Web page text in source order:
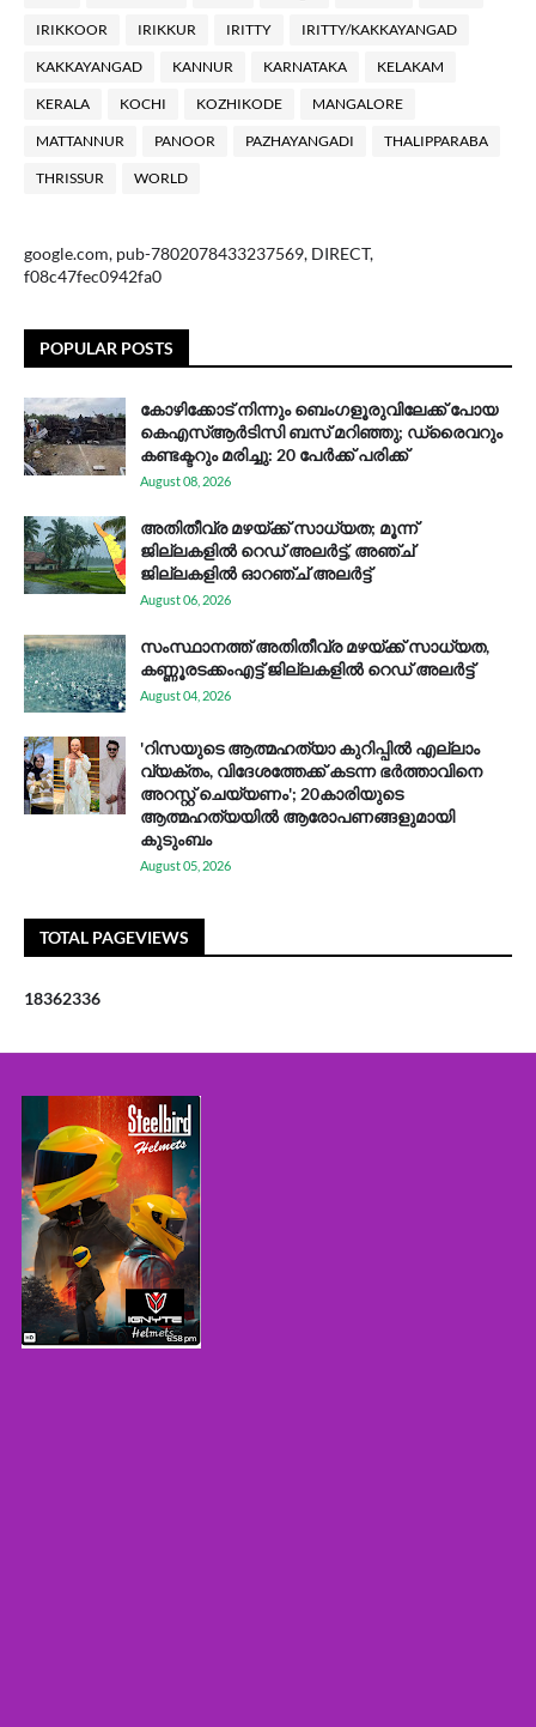
IRIKKOOR IRIKKUR IRITTY IRITTY/KAKKAYANGAD
KAKKAYANGAD KANNUR KARNATAKA KELAKAM
KERALA KOCHI KOZHIKODE MANGALORE
MATTANNUR PANOOR PAZHAYANGADI THALIPPARABA
THRISSUR WORLD
google.com, pub-7802078433237569, DIRECT,
f08c47fec0942fa0
POPULAR POSTS
കോഴിക്കോട് നിന്നും ബെംഗളൂരുവിലേക്ക് പോയ
കെഎസ്ആര്‍ടിസി ബസ് മറിഞ്ഞു; ഡ്രൈവറും
കണ്ടക്ടറും മരിച്ചു: 20 പേര്‍ക്ക് പരിക്ക്
August 08, 2026
അതിതീവ്ര മഴയ്ക്ക് സാധ്യത; മൂന്ന്
ജില്ലകളിൽ റെഡ് അലർട്ട്, അഞ്ച്
ജില്ലകളിൽ ഓറഞ്ച് അലർട്ട്
August 06, 2026
സം​സ്ഥാ​ന​ത്ത് അ​തി​തീ​വ്ര മ​ഴ​യ്ക്ക് സാ​ധ്യ​ത,
കണ്ണൂരടക്കംഎ​ട്ട് ജി​ല്ല​ക​ളി​ൽ റെ​ഡ് അ​ലർ​ട്ട്
August 04, 2026
'റിസയുടെ ആത്മഹത്യാ കുറിപ്പിൽ എല്ലാം
വ്യക്തം, വിദേശത്തേക്ക് കടന്ന ഭർത്താവിനെ
അറസ്റ്റ് ചെയ്യണം'; 20കാരിയുടെ
ആത്മഹത്യയിൽ ആരോപണങ്ങളുമായി
കുടുംബം
August 05, 2026
TOTAL PAGEVIEWS
18362336